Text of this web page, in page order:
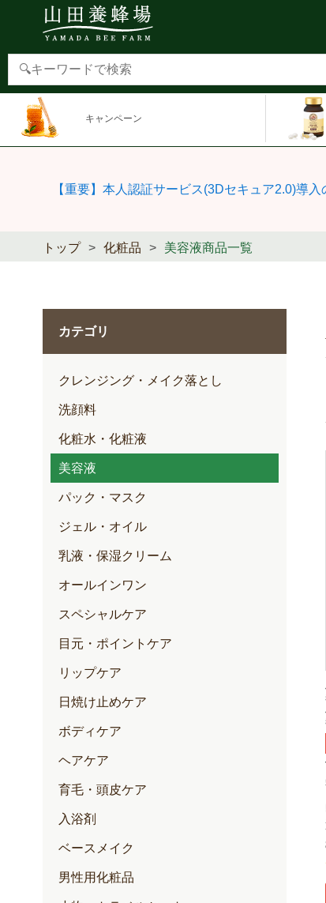
キャンペーン
【重要】本人認証サービス(3Dセキュア2.0)導入
トップ 化粧品 美容液商品一覧
カテゴリ
クレンジング・メイク落とし
洗顔料
化粧水・化粧液
美容液
パック・マスク
ジェル・オイル
乳液・保湿クリーム
オールインワン
スペシャルケア
目元・ポイントケア
リップケア
日焼け止めケア
ボディケア
ヘアケア
育毛・頭皮ケア
入浴剤
ベースメイク
男性用化粧品